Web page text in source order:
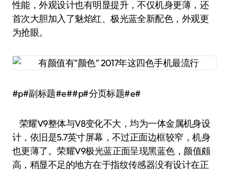
性能，外观设计也有明显提升，不仅机身更薄，还
首次大胆加入了魅焰红、极光蓝全新配色，外观更
为抢眼。
#p#副标题#e##p#分页标题#e#
荣耀V9整体与V8变化不大，均为一体金属机身设
计，依旧是5.7英寸屏幕，不过正面边框较窄，机身
也更薄了。荣耀V9极光蓝正面呈现黑蓝色，颜值颇
高，稍显不足的地方在于指纹传感器没有设计在正